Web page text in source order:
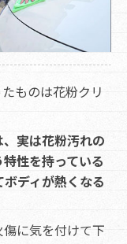
ものは花粉クリ
実は花粉汚れの
性を持っている
ディが熱くなる
に気を付けて下